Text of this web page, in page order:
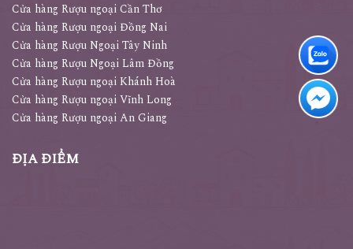
Cửa hàng Rượu ngoại Cần Thơ
Cửa hàng Rượu ngoại Đồng Nai
Cửa hàng Rượu Ngoại Tây Ninh
Cửa hàng Rượu Ngoại Lâm Đồng
Cửa hàng Rượu ngoại Khánh Hoà
Cửa hàng Rượu ngoại Vĩnh Long
Cửa hàng Rượu ngoại An Giang
ĐỊA ĐIỂM